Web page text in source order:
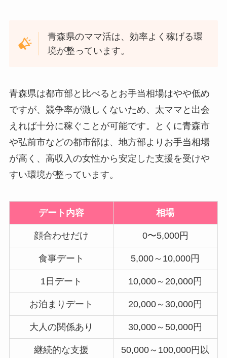
青森県のママ活は、効率よく稼げる環
境が整っています。
青森県は都市部と比べるとお手当相場はやや低め
ですが、競争率が激しくないため、太ママと出会
えれば十分に稼ぐことが可能です。とくに青森市
や弘前市などの都市部は、地方部よりお手当相場
が高く、高収入の女性から安定した支援を受けや
すい環境が整っています。
デート内容 相場
顔合わせだけ 0〜5,000円
食事デート 5,000～10,000円
1日デート 10,000～20,000円
お泊まりデート 20,000～30,000円
大人の関係あり 30,000～50,000円
継続的な支援
50,000～100,000円以